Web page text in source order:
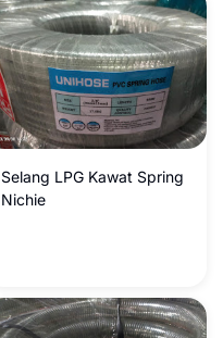
Selang LPG Kawat Spring
Nichie